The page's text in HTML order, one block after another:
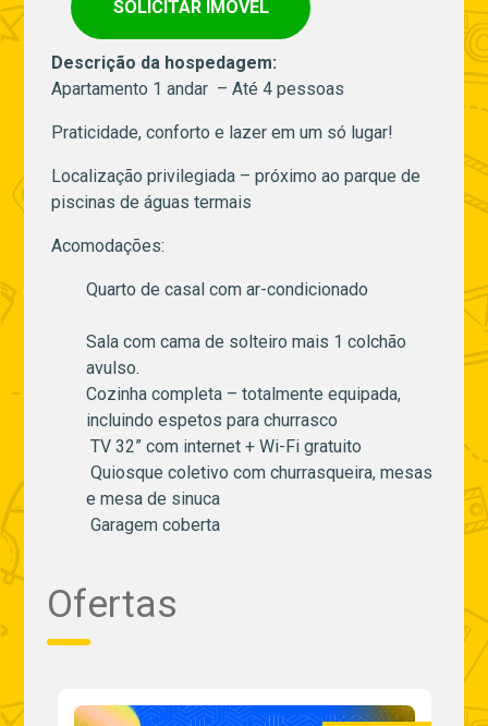
SOLICITAR IMÓVEL
Descrição da hospedagem:
Apartamento 1 andar – Até 4 pessoas
Praticidade, conforto e lazer em um só lugar!
Localização privilegiada – próximo ao parque de
piscinas de águas termais
Acomodações:
Quarto de casal com ar-condicionado
Sala com cama de solteiro mais 1 colchão
avulso.
Cozinha completa – totalmente equipada,
incluindo espetos para churrasco
TV 32” com internet + Wi-Fi gratuito
Quiosque coletivo com churrasqueira, mesas
e mesa de sinuca
Garagem coberta
Ofertas